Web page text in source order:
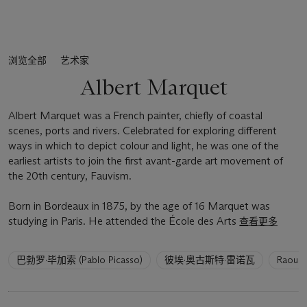
浏览全部 艺术家
Albert Marquet
Albert Marquet was a French painter, chiefly of coastal
scenes, ports and rivers. Celebrated for exploring different
ways in which to depict colour and light, he was one of the
earliest artists to join the first avant-garde art movement of
the 20th century, Fauvism.
Born in Bordeaux in 1875, by the age of 16 Marquet was
studying in Paris. He attended the École des Arts 查看更多
artists
巴勃罗·毕加索 (Pablo Picasso) 彼埃·奥古斯特·雷诺瓦 Raoul